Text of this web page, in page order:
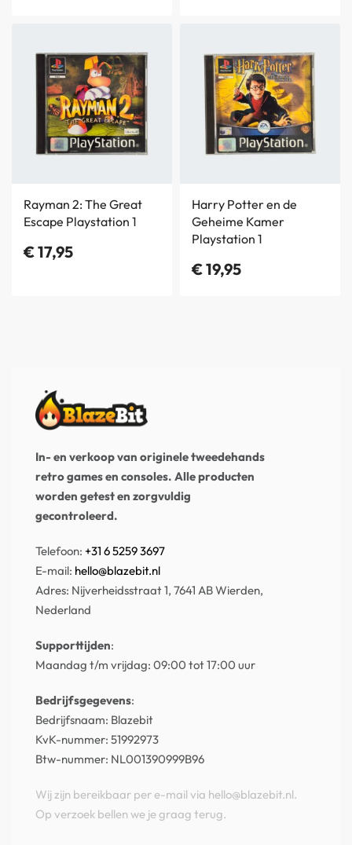
Rayman 2: The Great
Escape Playstation 1
€17,95
Harry Potter en de
Geheime Kamer
Playstation 1
€19,95
In- en verkoop van originele tweedehands
retro games en consoles. Alle producten
worden getest en zorgvuldig
gecontroleerd.
Telefoon: +31 6 5259 3697
E-mail: hello@blazebit.nl
Adres: Nijverheidsstraat 1, 7641 AB Wierden,
Nederland
Supporttijden:
Maandag t/m vrijdag: 09:00 tot 17:00 uur
Bedrijfsgegevens:
Bedrijfsnaam: Blazebit
KvK-nummer: 51992973
Btw-nummer: NL001390999B96
Wij zijn bereikbaar per e-mail via hello@blazebit.nl.
Op verzoek bellen we je graag terug.